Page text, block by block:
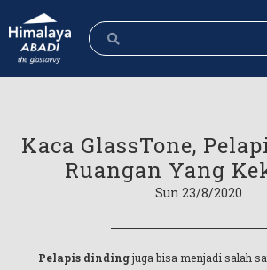
Kaca GlassTone,
Ruangan Yang
Sun 23/8/2020
Pelapis dindingjuga bisa menjadi salah